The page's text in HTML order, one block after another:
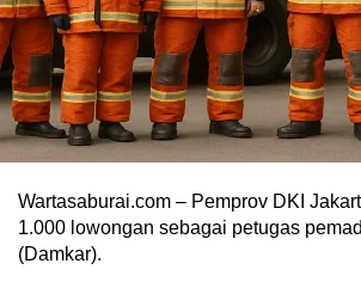
Wartasaburai.com – Pemprov DKI
1.000 lowongan sebagai petugas
(Damkar).